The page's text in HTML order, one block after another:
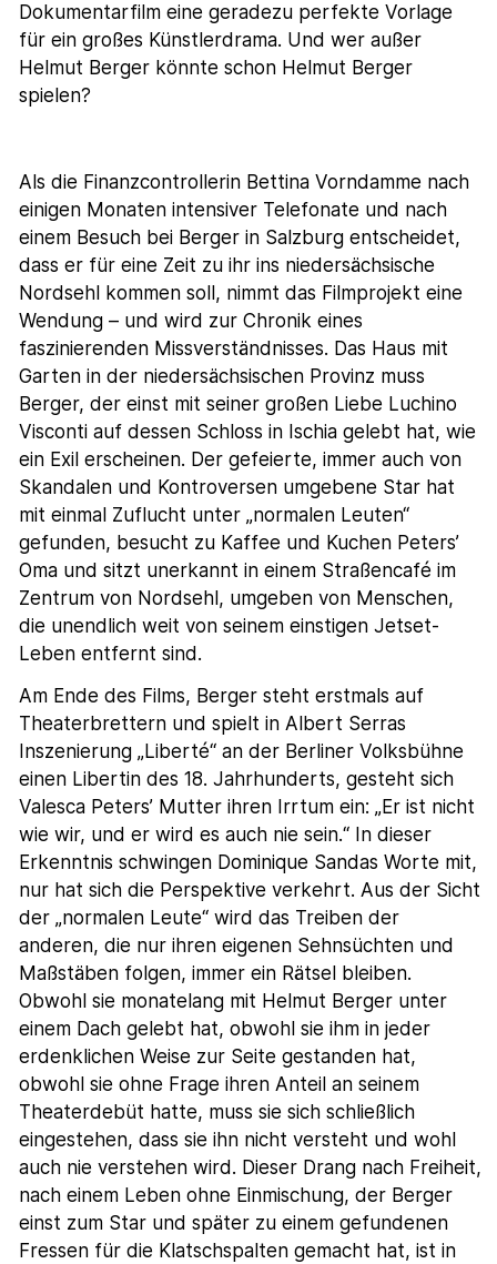
Dokumentarfilm eine geradezu perfekte Vorlage
für ein großes Künstlerdrama. Und wer außer
Helmut Berger könnte schon Helmut Berger
spielen?
Als die Finanzcontrollerin Bettina Vorndamme nach
einigen Monaten intensiver Telefonate und nach
einem Besuch bei Berger in Salzburg entscheidet,
dass er für eine Zeit zu ihr ins niedersächsische
Nordsehl kommen soll, nimmt das Filmprojekt eine
Wendung – und wird zur Chronik eines
faszinierenden Missverständnisses. Das Haus mit
Garten in der niedersächsischen Provinz muss
Berger, der einst mit seiner großen Liebe Luchino
Visconti auf dessen Schloss in Ischia gelebt hat, wie
ein Exil erscheinen. Der gefeierte, immer auch von
Skandalen und Kontroversen umgebene Star hat
mit einmal Zuflucht unter „normalen Leuten“
gefunden, besucht zu Kaffee und Kuchen Peters’
Oma und sitzt unerkannt in einem Straßencafé im
Zentrum von Nordsehl, umgeben von Menschen,
die unendlich weit von seinem einstigen Jetset-
Leben entfernt sind.
Am Ende des Films, Berger steht erstmals auf
Theaterbrettern und spielt in Albert Serras
Inszenierung „Liberté“ an der Berliner Volksbühne
einen Libertin des 18. Jahrhunderts, gesteht sich
Valesca Peters’ Mutter ihren Irrtum ein: „Er ist nicht
wie wir, und er wird es auch nie sein.“ In dieser
Erkenntnis schwingen Dominique Sandas Worte mit,
nur hat sich die Perspektive verkehrt. Aus der Sicht
der „normalen Leute“ wird das Treiben der
anderen, die nur ihren eigenen Sehnsüchten und
Maßstäben folgen, immer ein Rätsel bleiben.
Obwohl sie monatelang mit Helmut Berger unter
einem Dach gelebt hat, obwohl sie ihm in jeder
erdenklichen Weise zur Seite gestanden hat,
obwohl sie ohne Frage ihren Anteil an seinem
Theaterdebüt hatte, muss sie sich schließlich
eingestehen, dass sie ihn nicht versteht und wohl
auch nie verstehen wird. Dieser Drang nach Freiheit,
nach einem Leben ohne Einmischung, der Berger
einst zum Star und später zu einem gefundenen
Fressen für die Klatschspalten gemacht hat, ist in